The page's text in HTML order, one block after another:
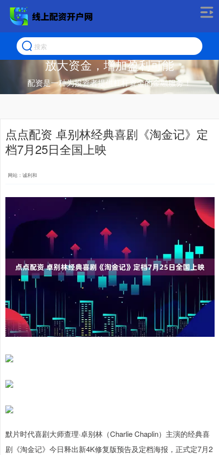
放大资金，增加盈利可能
配资是一种为投资者提供杠杆资金的金融服务！
点点配资 卓别林经典喜剧《淘金记》定
档7月25日全国上映
网站：诚利和
默片时代喜剧大师查理·卓别林（Charlie Chaplin）主演的经典喜
剧《淘金记》今日释出新4K修复版预告及定档海报，正式定7月2